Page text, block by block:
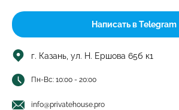
Написать в Telegram
г. Казань, ул. Н. Ершова 65б к1
Пн-Вс: 10:00 - 20:00
info@privatehouse.pro